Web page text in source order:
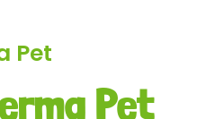
Pet
Pet